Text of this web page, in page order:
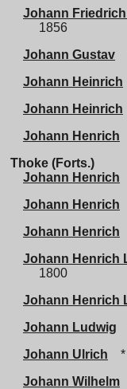
Johann
1856
Johann Gustav
Johann Heinrich
Johann Heinrich
Johann Henrich
Thoke (Forts.)
Johann Henrich
Johann Henrich
Johann Henrich
Johann Henrich
1800
Johann Henrich
Johann Ludwig
Johann Ulrich
Johann Wilhelm